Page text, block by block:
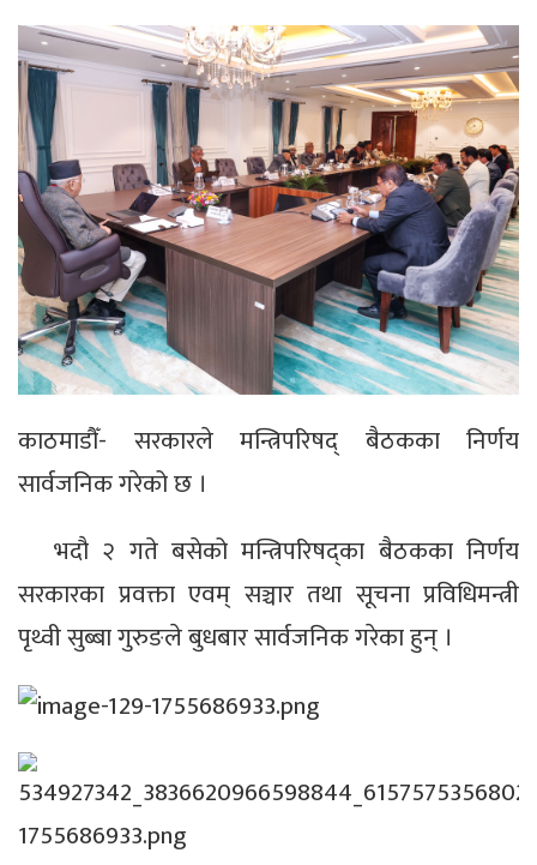
काठमाडौँ- सरकारले मन्त्रिपरिषद् बैठकका निर्णय
सार्वजनिक गरेको छ ।
भदौ २ गते बसेको मन्त्रिपरिषद्का बैठकका निर्णय
सरकारका प्रवक्ता एवम् सञ्चार तथा सूचना प्रविधिमन्त्री
पृथ्वी सुब्बा गुरुङले बुधबार सार्वजनिक गरेका हुन् ।